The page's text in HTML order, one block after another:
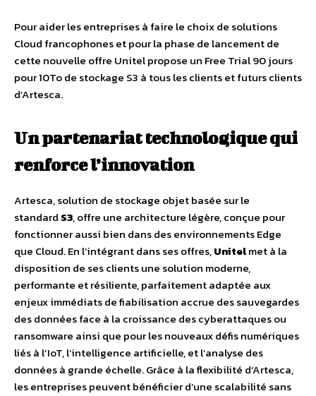
Pour aider les entreprises à faire le choix de solutions
Cloud francophones et pour la phase de lancement de
cette nouvelle offre Unitel propose un Free Trial 90 jours
pour 10To de stockage S3 à tous les clients et futurs clients
d’Artesca.
Un partenariat technologique qui
renforce l’innovation
Artesca, solution de stockage objet basée sur le
standard S3, offre une architecture légère, conçue pour
fonctionner aussi bien dans des environnements Edge
que Cloud. En l’intégrant dans ses offres,Unitelmet à la
disposition de ses clients une solution moderne,
performante et résiliente, parfaitement adaptée aux
enjeux immédiats de fiabilisation accrue des sauvegardes
des données face à la croissance des cyberattaques ou
ransomware ainsi que pour les nouveaux défis numériques
liés à l’IoT, l’intelligence artificielle, et l’analyse des
données à grande échelle. Grâce à la flexibilité d’Artesca,
les entreprises peuvent bénéficier d’une scalabilité sans